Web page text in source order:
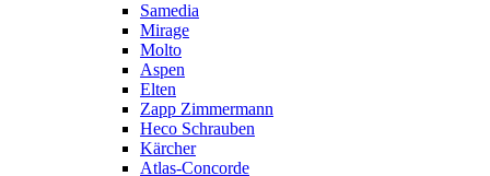
Samedia
Mirage
Molto
Aspen
Elten
Zapp Zimmermann
Heco Schrauben
Kärcher
Atlas-Concorde